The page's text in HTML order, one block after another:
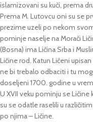
islamizovani su kuči, prema
Prema M. Lutovcu oni su se
prezime uzeli po nekom
pominje naselje na Morači
(Bosna) ima Ličina Srba i
Ličine rod. Katun Ličeni
ne bi trebalo odbaciti i tu
doseljeni 1700. godine u
U XVII veku pominju se
su se odatle raselili u
po njima – Ličine.